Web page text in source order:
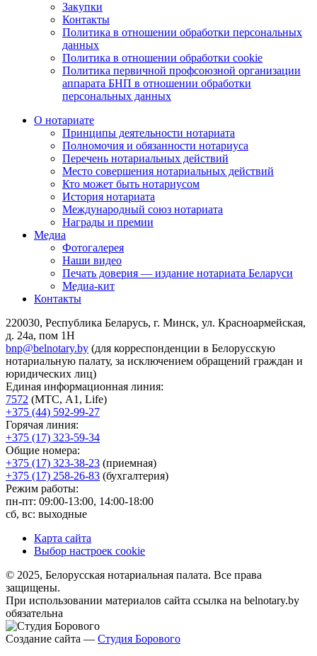
Закупки
Контакты
Политика в отношении обработки персональных
данных
Политика в отношении обработки cookie
Политика первичной профсоюзной организации
аппарата БНП в отношении обработки
персональных данных
О нотариате
Принципы деятельности нотариата
Полномочия и обязанности нотариуса
Перечень нотариальных действий
Место совершения нотариальных действий
Кто может быть нотариусом
История нотариата
Международный союз нотариата
Награды и премии
Медиа
Фотогалерея
Наши видео
Печать доверия — издание нотариата Беларуси
Медиа-кит
Контакты
220030, Республика Беларусь, г. Минск, ул. Красноармейская,
д. 24а, пом 1Н
bnp@belnotary.by (для корреспонденции в Белорусскую
нотариальную палату, за исключением обращений граждан и
юридических лиц)
Единая информационная линия:
7572 (МТС, A1, Life)
+375 (44) 592-99-27
Горячая линия:
+375 (17) 323-59-34
Общие номера:
+375 (17) 323-38-23 (приемная)
+375 (17) 258-26-83 (бухгалтерия)
Режим работы:
пн-пт: 09:00-13:00, 14:00-18:00
сб, вс: выходные
Карта сайта
Выбор настроек cookie
© 2025, Белорусская нотариальная палата. Все права
защищены.
При использовании материалов сайта ссылка на belnotary.by
обязательна
Создание сайта — Студия Борового